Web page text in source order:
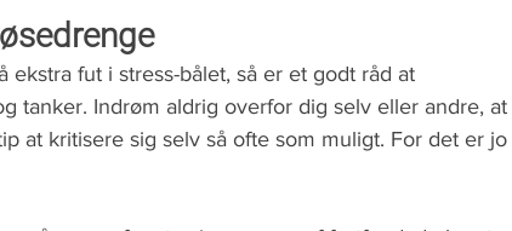
fut i stress-bålet, så er et godt råd at
tanker. Indrøm aldrig overfor dig selv eller andre, at
at kritisere sig selv så ofte som muligt. For det er jo